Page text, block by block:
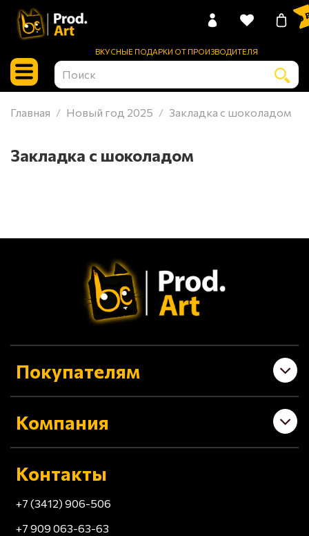
ВКУСНЫЕ ПОДАРКИ ОТ ПРОИЗВОДИТЕЛЯ
0
Главная Новый год 2025 Закладка с шоколадом
Закладка с шоколадом
Покупателям
Компания
Контакты
+7 (3412) 906-506
+7 909 063-63-63